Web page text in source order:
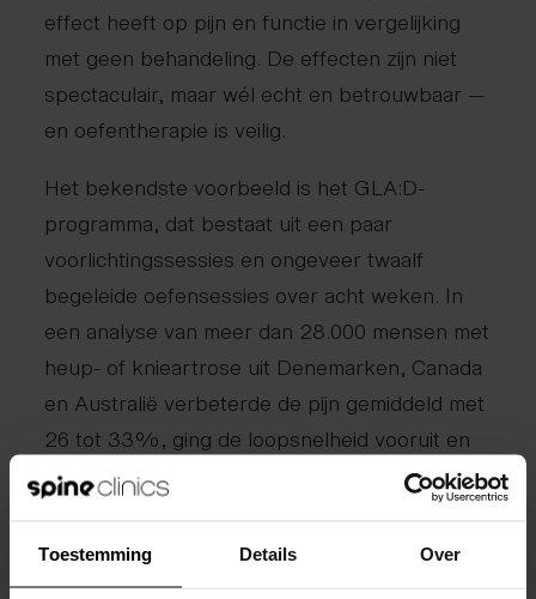
Toestemming Details Over
effect heeft op pijn en functie in vergelijking
met geen behandeling. De effecten zijn niet
spectaculair, maar wél echt en betrouwbaar —
en oefentherapie is veilig.
Het bekendste voorbeeld is het GLA:D-
programma, dat bestaat uit een paar
voorlichtingssessies en ongeveer twaalf
begeleide oefensessies over acht weken. In
een analyse van meer dan 28.000 mensen met
heup- of knieartrose uit Denemarken, Canada
en Australië verbeterde de pijn gemiddeld met
26 tot 33%, ging de loopsnelheid vooruit en
konden deelnemers makkelijker opstaan uit
een stoel. Wil je weten hoe zulke klachten
worden aangepakt, lees dan meer over
heupartroseen de rol van